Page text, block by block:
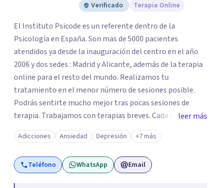
Verificado
Terapia Online
El Instituto Psicode es un referente dentro de la
Psicología en España. Son mas de 5000 pacientes
atendidos ya desde la inauguración del centro en el año
2006 y dos sedes : Madrid y Alicante, además de la terapia
online para el resto del mundo. Realizamos tu
tratamiento en el menor número de sesiones posible.
Podrás sentirte mucho mejor tras pocas sesiones de
terapia. Trabajamos con terapias breves. Cada sesión de
terapia te resultará de utilidad y te ayudará a conseguir
tus objetivos. Entre nuestras especialidades destaca la
terapia de pareja y sexual, así como el tratamiento de
problemas emocionales, obsesiones, ansiedad , estrés,
leer más
Adicciones Ansiedad Depresión +7 más
Teléfono WhatsApp Email